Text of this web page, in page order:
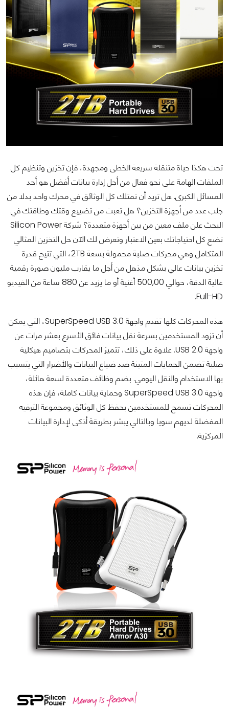
تحت هكذا حياة متنقلة سريعة الخطى ومجهدة، فإن تخزين وتنظيم كل
الملفات الهامة على نحو فعال من أجل إدارة بيانات أفضل هو أحد
المسائل الكبرى. هل تريد أن تمتلك كل الوثائق في محرك واحد بدلا من
جلب عدد من أجهزة التخزين؟ هل تعبت من تضييع وقتك وطاقتك في
البحث علن ملف معين من بين أجهزة متعددة؟ شركة Silicon Power
تضع كل احتياجاتك بعين الاعتبار وتعرض لك الآن حل التخزين المثالي
المتكامل وهي محركات صلبة محمولة بسعة 2TB، التي تتيح قدرة
تخزين بيانات عالي بشكل مذهل من أجل ما يقارب مليون صورة رقمية
عالية الدقة، حوالي 500,00 أغنية أو ما يزيد عن 880 ساعة من الفيديو
Full-HD.
هذه المحركات كلها تقدم واجهة SuperSpeed USB 3.0، التي يمكن
أن تزود المستخدمين بسرعة نقل بيانات فائق الأسرع بعشر مرات عن
واجهة USB 2.0. علاوة على ذلك، تتميز المحركات بتصاميم هيكلية
صلبة تضمن الحمايات المتينة ضد ضياع البيانات والأضرار التي يتسبب
بها الاستخدام والنقل اليومي. بضم وظائف متعددة لسعة هائلة،
واجهة SuperSpeed USB 3.0 وحماية بيانات كاملة، فإن هذه
المحركات تسمح للمستخدمين بحفظ كل الوثائق ومجموعة الترفيه
المفضلة لديهم سويا وبالتالي يبشر بطريقة أذكى لإدارة البيانات
المركزية.